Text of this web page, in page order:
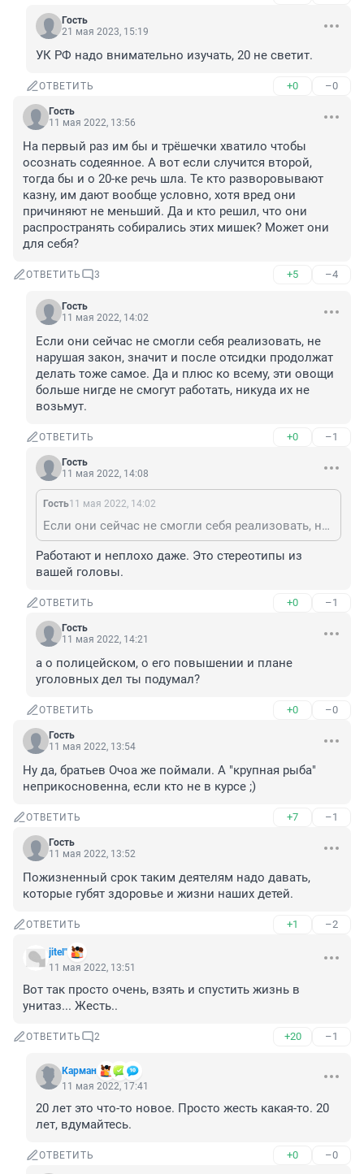
Гость
21 мая 2023, 15:19
УК РФ надо внимательно изучать, 20 не светит.
ОТВЕТИТЬ +0 –0
Гость
11 мая 2022, 13:56
На первый раз им бы и трёшечки хватило чтобы
осознать содеянное. А вот если случится второй,
тогда бы и о 20-ке речь шла. Те кто разворовывают
казну, им дают вообще условно, хотя вред они
причиняют не меньший. Да и кто решил, что они
распространять собирались этих мишек? Может они
для себя?
ОТВЕТИТЬ 3 +5 –4
Гость
11 мая 2022, 14:02
Если они сейчас не смогли себя реализовать, не
нарушая закон, значит и после отсидки продолжат
делать тоже самое. Да и плюс ко всему, эти овощи
больше нигде не смогут работать, никуда их не
возьмут.
ОТВЕТИТЬ +0 –1
Гость
11 мая 2022, 14:08
Гость11 мая 2022, 14:02
Если они сейчас не смогли себя реализовать, не нарушая закон, значит и после отсидки продолжат делать тоже самое. Да и плюс ко всему, эти овощи больше нигде не смогут работать, никуда их не возьмут.
Работают и неплохо даже. Это стереотипы из
вашей головы.
ОТВЕТИТЬ +0 –1
Гость
11 мая 2022, 14:21
а о полицейском, о его повышении и плане
уголовных дел ты подумал?
ОТВЕТИТЬ +0 –0
Гость
11 мая 2022, 13:54
Ну да, братьев Очоа же поймали. А "крупная рыба"
неприкосновенна, если кто не в курсе ;)
ОТВЕТИТЬ +7 –1
Гость
11 мая 2022, 13:52
Пожизненный срок таким деятелям надо давать,
которые губят здоровье и жизни наших детей.
ОТВЕТИТЬ +1 –2
jitel"
11 мая 2022, 13:51
Вот так просто очень, взять и спустить жизнь в
унитаз... Жесть..
ОТВЕТИТЬ 2 +20 –1
Карман
11 мая 2022, 17:41
20 лет это что-то новое. Просто жесть какая-то. 20
лет, вдумайтесь.
ОТВЕТИТЬ +0 –0